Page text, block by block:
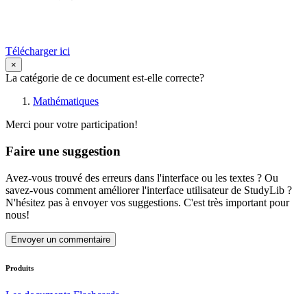
Télécharger ici
×
La catégorie de ce document est-elle correcte?
Mathématiques
Merci pour votre participation!
Faire une suggestion
Avez-vous trouvé des erreurs dans l'interface ou les textes ? Ou
savez-vous comment améliorer l'interface utilisateur de StudyLib ?
N'hésitez pas à envoyer vos suggestions. C'est très important pour
nous!
Envoyer un commentaire
Produits